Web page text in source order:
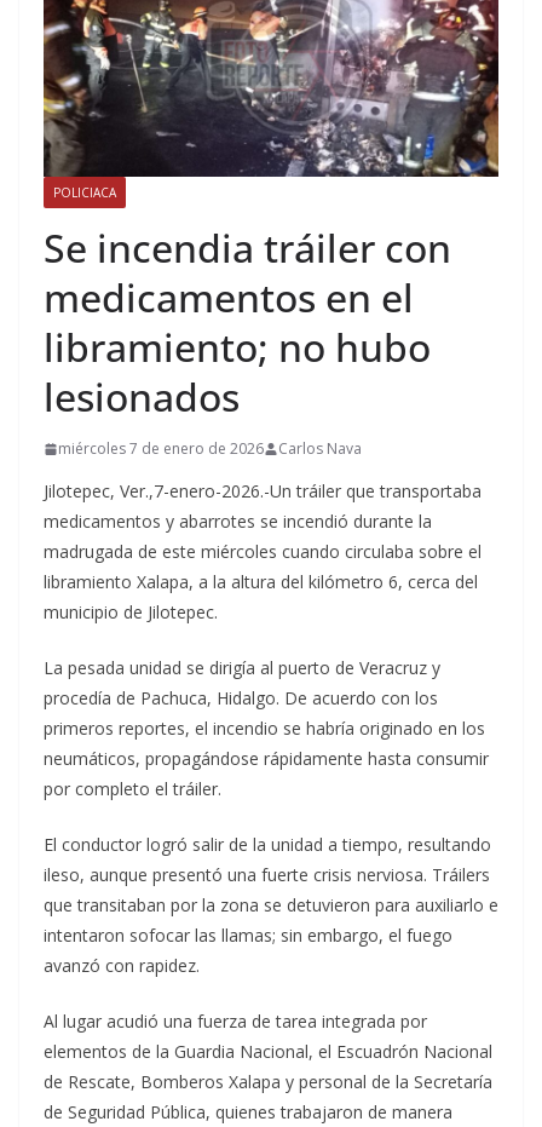
POLICIACA
Se incendia tráiler con
medicamentos en el
libramiento; no hubo
lesionados
miércoles 7 de enero de 2026 Carlos Nava
Jilotepec, Ver.,7-enero-2026.-Un tráiler que transportaba
medicamentos y abarrotes se incendió durante la
madrugada de este miércoles cuando circulaba sobre el
libramiento Xalapa, a la altura del kilómetro 6, cerca del
municipio de Jilotepec.
La pesada unidad se dirigía al puerto de Veracruz y
procedía de Pachuca, Hidalgo. De acuerdo con los
primeros reportes, el incendio se habría originado en los
neumáticos, propagándose rápidamente hasta consumir
por completo el tráiler.
El conductor logró salir de la unidad a tiempo, resultando
ileso, aunque presentó una fuerte crisis nerviosa. Tráilers
que transitaban por la zona se detuvieron para auxiliarlo e
intentaron sofocar las llamas; sin embargo, el fuego
avanzó con rapidez.
Al lugar acudió una fuerza de tarea integrada por
elementos de la Guardia Nacional, el Escuadrón Nacional
de Rescate, Bomberos Xalapa y personal de la Secretaría
de Seguridad Pública, quienes trabajaron de manera